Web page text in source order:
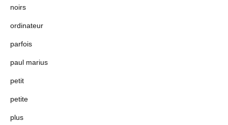
noirs
ordinateur
parfois
paul marius
petit
petite
plus